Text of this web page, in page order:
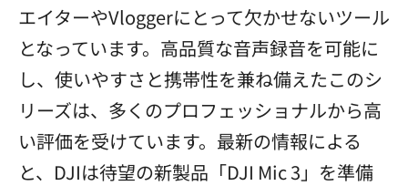
エイターやVloggerにとって欠かせないツール
となっています。高品質な音声録音を可能に
し、使いやすさと携帯性を兼ね備えたこのシ
リーズは、多くのプロフェッショナルから高
い評価を受けています。最新の情報による
と、DJIは待望の新製品「DJI Mic 3」を準備